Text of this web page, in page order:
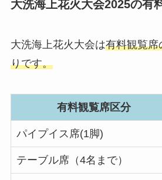
大洗海上花火大会2025の有
大洗海上花火大会は有料観覧席
りです。
有料観覧席区分
パイプイス席(1脚)
テーブル席（4名まで）